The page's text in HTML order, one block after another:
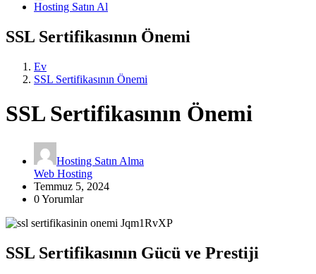
Hosting Satın Al
SSL Sertifikasının Önemi
Ev
SSL Sertifikasının Önemi
SSL Sertifikasının Önemi
Hosting Satın Alma
Web Hosting
Temmuz 5, 2024
0 Yorumlar
SSL Sertifikasının Gücü ve Prestiji